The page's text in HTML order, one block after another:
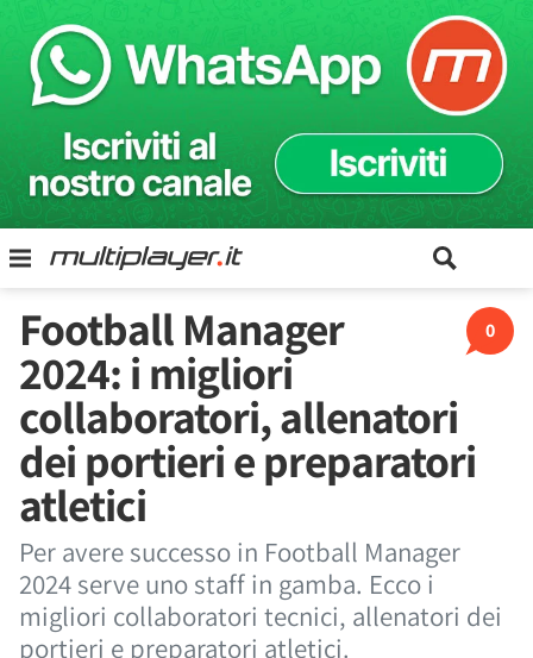
0
Football Manager
2024: i migliori
collaboratori, allenatori
dei portieri e preparatori
atletici
Per avere successo in Football Manager
2024 serve uno staff in gamba. Ecco i
migliori collaboratori tecnici, allenatori dei
portieri e preparatori atletici.